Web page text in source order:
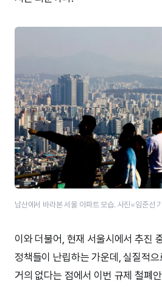
남산에서 바라본 서울 아파트 모습. 사진=임준선
이와 더불어, 현재 서울시에서 추진
정책들이 난립하는 가운데, 실질적으
거의 없다는 점에서 이번 규제 철폐